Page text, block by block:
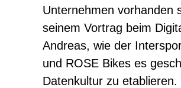
Unternehmen vorhanden
seinem Vortrag beim
Andreas, wie der
und ROSE Bikes es
Datenkultur zu